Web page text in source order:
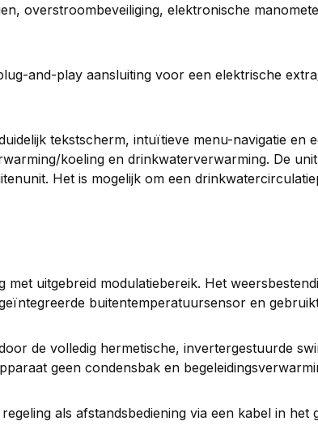
overstroombeveiliging, elektronische
and-play aansluiting voor een elektrische
tekstscherm, intuïtieve menu-navigatie en
koeling en drinkwaterverwarming. De
Het is mogelijk om een
uitgebreid modulatiebereik. Het
buitentemperatuursensor en
de volledig hermetische, invertergestuurde
geen condensbak en
als afstandsbediening via een kabel in